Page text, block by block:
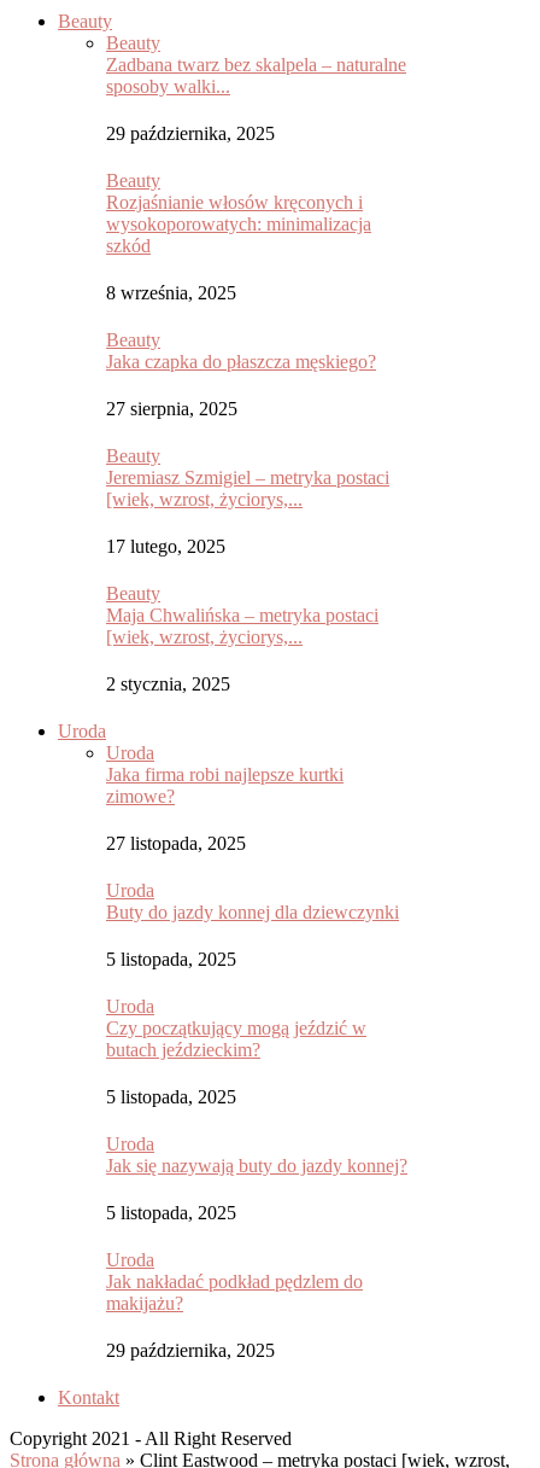
Beauty
Beauty
Zadbana twarz bez skalpela – naturalne
sposoby walki...
29 października, 2025
Beauty
Rozjaśnianie włosów kręconych i
wysokoporowatych: minimalizacja
szkód
8 września, 2025
Beauty
Jaka czapka do płaszcza męskiego?
27 sierpnia, 2025
Beauty
Jeremiasz Szmigiel – metryka postaci
[wiek, wzrost, życiorys,...
17 lutego, 2025
Beauty
Maja Chwalińska – metryka postaci
[wiek, wzrost, życiorys,...
2 stycznia, 2025
Uroda
Uroda
Jaka firma robi najlepsze kurtki
zimowe?
27 listopada, 2025
Uroda
Buty do jazdy konnej dla dziewczynki
5 listopada, 2025
Uroda
Czy początkujący mogą jeździć w
butach jeździeckim?
5 listopada, 2025
Uroda
Jak się nazywają buty do jazdy konnej?
5 listopada, 2025
Uroda
Jak nakładać podkład pędzlem do
makijażu?
29 października, 2025
Kontakt
Copyright 2021 - All Right Reserved
Strona główna » Clint Eastwood – metryka postaci [wiek, wzrost,